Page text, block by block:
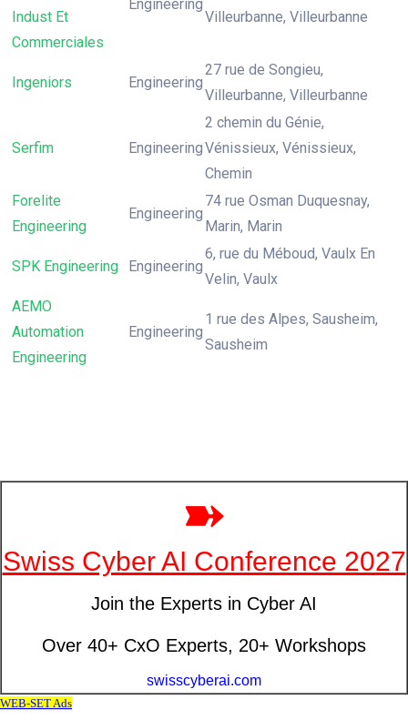
Indust Et
Commerciales
Engineering
Villeurbanne, Villeurbanne
Ingeniors Engineering
27 rue de Songieu,
Villeurbanne, Villeurbanne
Serfim Engineering
2 chemin du Génie,
Vénissieux, Vénissieux,
Chemin
Forelite
Engineering
Engineering
74 rue Osman Duquesnay,
Marin, Marin
SPK Engineering Engineering
6, rue du Méboud, Vaulx En
Velin, Vaulx
AEMO
Automation
Engineering
Engineering
1 rue des Alpes, Sausheim,
Sausheim